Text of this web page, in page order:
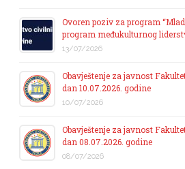
Ovoren poziv za program
program međukulturnog
13/07/2026
Obavještenje za javnost
dan 10.07.2026. godine
10/07/2026
Obavještenje za javnost
dan 08.07.2026. godine
08/07/2026